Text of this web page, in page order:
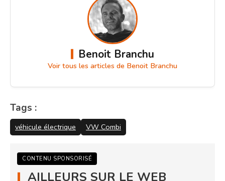
Benoit Branchu
Voir tous les articles de Benoit Branchu
Tags :
véhicule électrique VW Combi
CONTENU SPONSORISÉ
AILLEURS SUR LE WEB